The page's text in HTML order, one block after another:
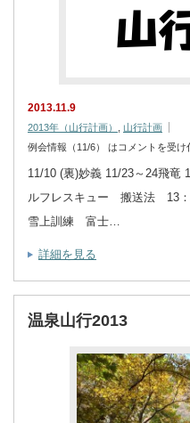
2013.11.9
2013年（山行計画）
山行計画
例会情報（11/6） は コメントを受け
11/10 (裏)妙義 11/23～24飛
ルフレスキュー 搬送法 13
雪上訓練 富士…
詳細を見る
温泉山行2013